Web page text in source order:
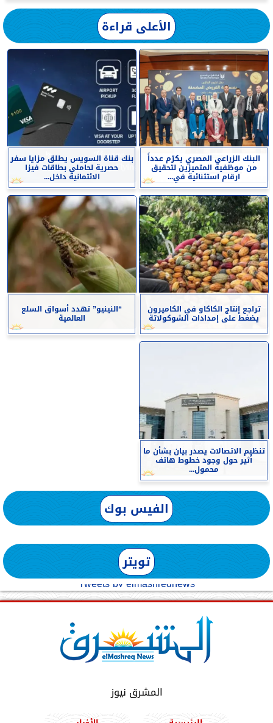
الأعلى قراءة
البنك الزراعي المصري يكرّم عدداً
من موظفيه المتميزين لتحقيق
ارقام استثنائية في...
بنك قناة السويس يطلق مزايا سفر
حصرية لحاملي بطاقات فيزا
الائتمانية داخل...
تراجع إنتاج الكاكاو في الكاميرون
يضغط على إمدادات الشوكولاتة
“النينيو” تهدد أسواق السلع
العالمية
تنظيم الاتصالات يصدر بيان بشأن ما
أثير حول وجود خطوط هاتف
محمول...
الفيس بوك
تويتر
Tweets by elmashreqnews
المشرق نيوز